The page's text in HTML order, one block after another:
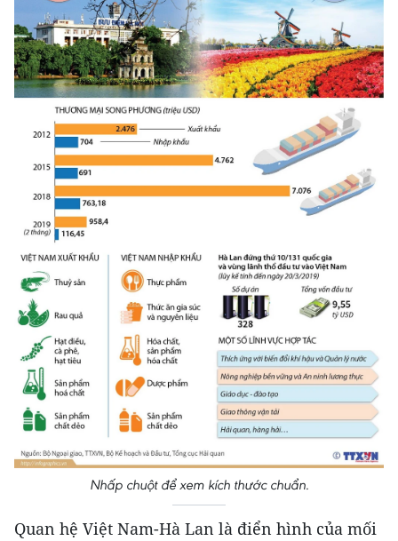
Nhấp chuột để xem kích thước chuẩn.
Quan hệ Việt Nam-Hà Lan là điển hình của mối